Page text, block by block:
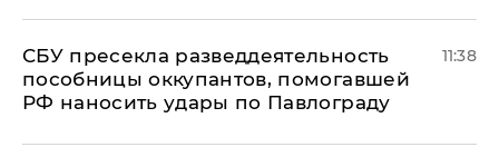
СБУ пресекла разведдеятельность
пособницы оккупантов, помогавшей
РФ наносить удары по Павлограду
11:38